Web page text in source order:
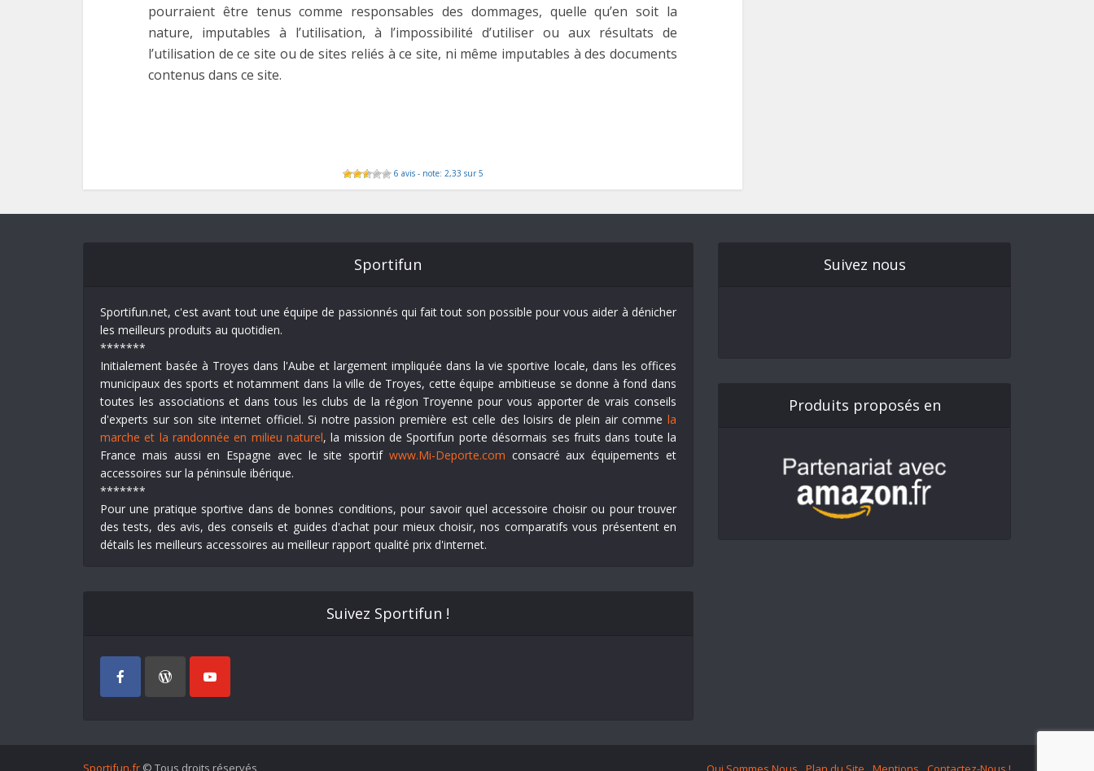
pourraient être tenus comme responsables des dommages, quelle qu’en soit la
nature, imputables à l’utilisation, à l’impossibilité d’utiliser ou aux résultats de
l’utilisation de ce site ou de sites reliés à ce site, ni même imputables à des documents
contenus dans ce site.
6 avis - note: 2,33 sur 5
Sportifun
Sportifun.net, c'est avant tout une équipe de passionnés qui fait tout son possible pour vous aider à dénicher
les meilleurs produits au quotidien.
*******
Initialement basée à Troyes dans l'Aube et largement impliquée dans la vie sportive locale, dans les offices
municipaux des sports et notamment dans la ville de Troyes, cette équipe ambitieuse se donne à fond dans
toutes les associations et dans tous les clubs de la région Troyenne pour vous apporter de vrais conseils
d'experts sur son site internet officiel. Si notre passion première est celle des loisirs de plein air comme la
marche et la randonnée en milieu naturel, la mission de Sportifun porte désormais ses fruits dans toute la
France mais aussi en Espagne avec le site sportif www.Mi-Deporte.com consacré aux équipements et
accessoires sur la péninsule ibérique.
*******
Pour une pratique sportive dans de bonnes conditions, pour savoir quel accessoire choisir ou pour trouver
des tests, des avis, des conseils et guides d'achat pour mieux choisir, nos comparatifs vous présentent en
détails les meilleurs accessoires au meilleur rapport qualité prix d'internet.
Suivez Sportifun !
Suivez nous
Produits proposés en
Sportifun.fr © Tous droits réservés